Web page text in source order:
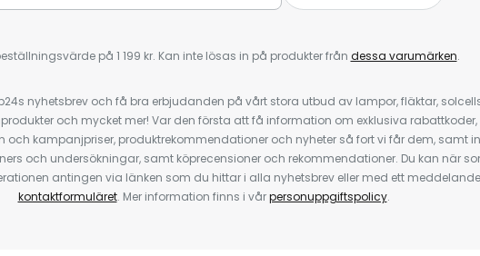
på 1 199 kr. Kan inte lösas in på produkter från dessa varumärken.
nyhetsbrev och få bra erbjudanden på vårt stora utbud av lampor, fläktar,
och mycket mer! Var den första att få information om exklusiva rabattkoder,
och kampanjpriser, produktrekommendationer och nyheter så fort vi får dem, samt
och undersökningar, samt köprecensioner och rekommendationer. Du kan när
antingen via länken som du hittar i alla nyhetsbrev eller med ett
kontaktformuläret. Mer information finns i vårpersonuppgiftspolicy.